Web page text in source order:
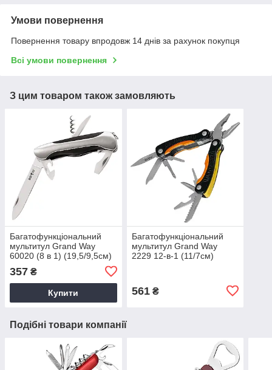
Умови повернення
Повернення товару впродовж 14 днів за рахунок покупця
Всі умови повернення
З цим товаром також замовляють
Багатофункціональний
мультитул Grand Way
60020 (8 в 1) (19,5/9,5см)
Універсальний інструмент
туристичний
357 ₴
Купити
Багатофункціональний
мультитул Grand Way
2229 12-в-1 (11/7см)
561₴
Подібні товари компанії